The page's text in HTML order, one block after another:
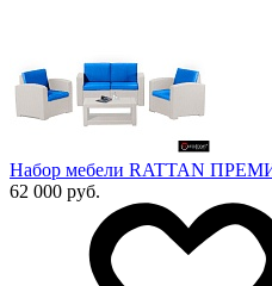
Набор мебели RATTAN
62 000 руб.